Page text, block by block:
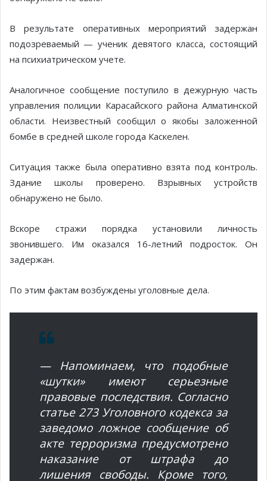
В результате оперативных мероприятий задержан
подозреваемый — ученик девятого класса, состоящий
на психиатрическом учете.
Аналогичное сообщение поступило в дежурную часть
управления полиции Карасайского района Алматинской
области. Неизвестный сообщил о якобы заложенной
бомбе в средней школе города Каскелен.
Ситуация также была оперативно взята под контроль.
Здание школы проверено. Взрывных устройств
обнаружено не было.
Вскоре стражи порядка установили личность
звонившего. Им оказался 16-летний подросток. Он
задержан.
По этим фактам возбуждены уголовные дела.
— Напоминаем, что подобные
«шутки» имеют серьезные
правовые последствия. Согласно
статье 273 Уголовного кодекса за
заведомо ложное сообщение об
акте терроризма предусмотрено
наказание от штрафа до
лишения свободы. Кроме того,